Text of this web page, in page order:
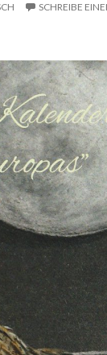
SCHREIBE